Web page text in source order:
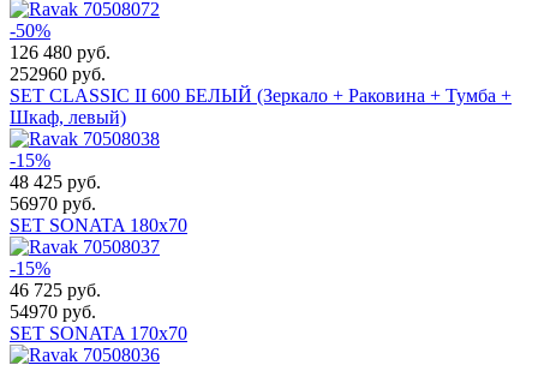
-50%
126 480 руб.
252960 руб.
SET CLASSIC II 600 БЕЛЫЙ (Зеркало + Раковина + Тумба +
Шкаф, левый)
-15%
48 425 руб.
56970 руб.
SET SONATA 180x70
-15%
46 725 руб.
54970 руб.
SET SONATA 170x70